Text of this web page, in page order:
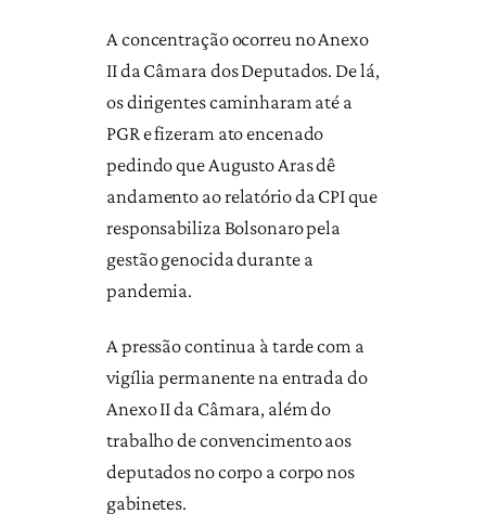
A concentração ocorreu no Anexo
II da Câmara dos Deputados. De lá,
os dirigentes caminharam até a
PGR e fizeram ato encenado
pedindo que Augusto Aras dê
andamento ao relatório da CPI que
responsabiliza Bolsonaro pela
gestão genocida durante a
pandemia.
A pressão continua à tarde com a
vigília permanente na entrada do
Anexo II da Câmara, além do
trabalho de convencimento aos
deputados no corpo a corpo nos
gabinetes.